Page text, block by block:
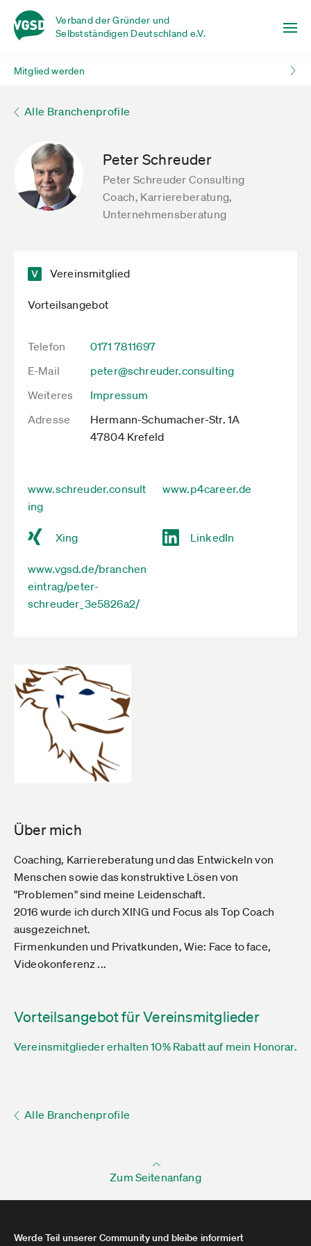
Verband der Gründer und
Selbstständigen Deutschland e.V.
Mitglied werden
Alle Branchenprofile
Peter Schreuder
Peter Schreuder Consulting
Coach, Karriereberatung,
Unternehmensberatung
Vereinsmitglied
Vorteilsangebot
Telefon
0171 7811697
E-Mail
peter@schreuder.consulting
Weiteres
Impressum
Adresse
Hermann-Schumacher-Str. 1A
47804 Krefeld
www.schreuder.consult
ing
www.p4career.de
Xing LinkedIn
www.vgsd.de/branchen
eintrag/peter-
schreuder_3e5826a2/
Über mich
Coaching, Karriereberatung und das Entwickeln von
Menschen sowie das konstruktive Lösen von
"Problemen" sind meine Leidenschaft.
2016 wurde ich durch XING und Focus als Top Coach
ausgezeichnet.
Firmenkunden und Privatkunden, Wie: Face to face,
Videokonferenz ...
Vorteilsangebot für Vereinsmitglieder
Vereinsmitglieder erhalten 10% Rabatt auf mein Honorar.
Alle Branchenprofile
Zum Seitenanfang
Werde Teil unserer Community und bleibe informiert